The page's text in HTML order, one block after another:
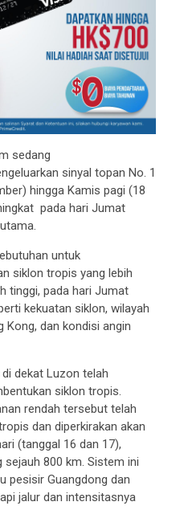
sedang
sinyal topan No. 1
hingga Kamis pagi (18
pada hari Jumat
untuk
siklon tropis yang lebih
tinggi, pada hari Jumat
kekuatan siklon, wilayah
Kong, dan kondisi angin
dekat Luzon telah
siklon tropis.
rendah tersebut telah
dan diperkirakan akan
(tanggal 16 dan 17),
800 km. Sistem ini
pesisir Guangdong dan
jalur dan intensitasnya